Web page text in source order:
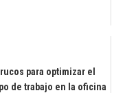
para optimizar el
de trabajo en la oficina